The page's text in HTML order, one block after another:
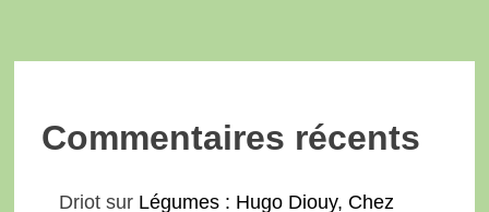
Commentaires récents
Driot sur Légumes : Hugo Diouy, Chez